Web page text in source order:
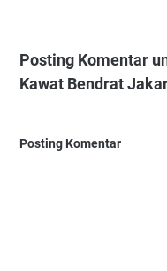
Posting Komentar
Kawat Bendrat
Posting Komentar